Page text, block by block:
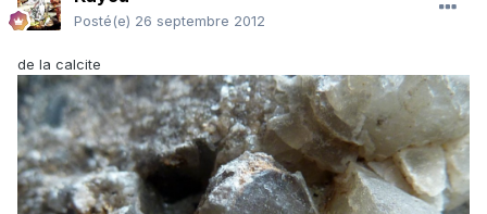
Posté(e) 26 septembre 2012
de la calcite